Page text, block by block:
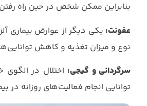
بنابراین ممکن شخص در حین راه
عفونت: یکی دیگر از عوارض بیماری
نوع و میزان تغذیه و کاهش
سرگردانی و گیجی: اختلال در
توانایی انجام فعالیت‌های روزانه در